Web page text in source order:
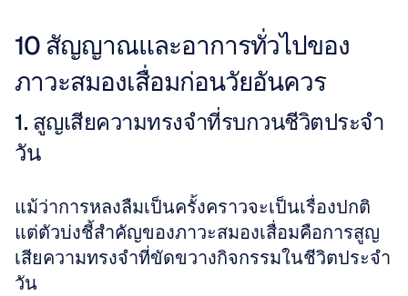
10 สัญญาณและอาการทั่วไปของ
ภาวะสมองเสื่อมก่อนวัยอันควร
1. สูญเสียความทรงจำที่รบกวนชีวิตประจำ
วัน
แม้ว่าการหลงลืมเป็นครั้งคราวจะเป็นเรื่องปกติ
แต่ตัวบ่งชี้สำคัญของภาวะสมองเสื่อมคือการสูญ
เสียความทรงจำที่ขัดขวางกิจกรรมในชีวิตประจำ
วัน